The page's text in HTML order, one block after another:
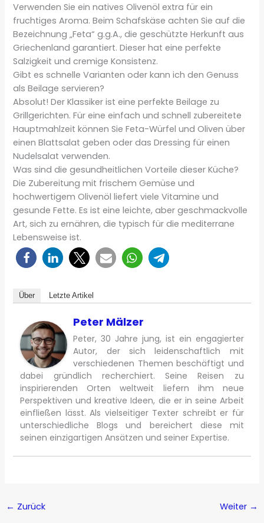
Verwenden Sie ein natives Olivenöl extra für ein
fruchtiges Aroma. Beim Schafskäse achten Sie auf die
Bezeichnung „Feta“ g.g.A., die geschützte Herkunft aus
Griechenland garantiert. Dieser hat eine perfekte
Salzigkeit und cremige Konsistenz.
Gibt es schnelle Varianten oder kann ich den Genuss
als Beilage servieren?
Absolut! Der Klassiker ist eine perfekte Beilage zu
Grillgerichten. Für eine einfach und schnell zubereitete
Hauptmahlzeit können Sie Feta-Würfel und Oliven über
einen Blattsalat geben oder das Dressing für einen
Nudelsalat verwenden.
Was sind die gesundheitlichen Vorteile dieser Küche?
Die Zubereitung mit frischem Gemüse und
hochwertigem Olivenöl liefert viele Vitamine und
gesunde Fette. Es ist eine leichte, aber geschmackvolle
Art, sich zu ernähren, die typisch für die mediterrane
Lebensweise ist.
Über Letzte Artikel
Peter Mälzer
Peter, 30 Jahre jung, ist ein engagierter
Autor, der sich leidenschaftlich mit
verschiedenen Themen beschäftigt und
dabei gründlich recherchiert. Seine Reisen zu
inspirierenden Orten weltweit liefern ihm neue
Perspektiven und kreative Ideen, die er in seine Arbeit
einfließen lässt. Als vielseitiger Texter schreibt er für
unterschiedliche Blogs und bereichert diese mit
seinen einzigartigen Ansätzen und seiner Expertise.
← Zurück Weiter →